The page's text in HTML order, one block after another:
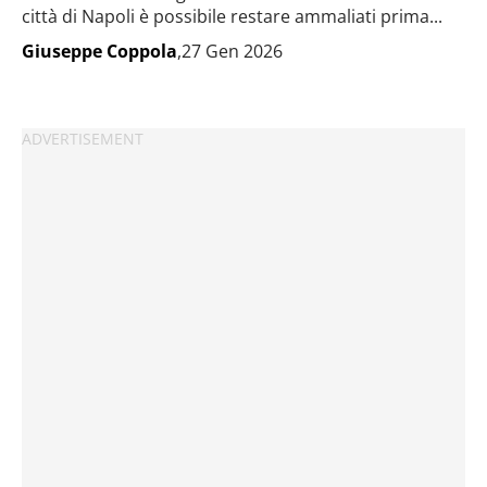
città di Napoli è possibile restare ammaliati prima...
Giuseppe Coppola,27 Gen 2026